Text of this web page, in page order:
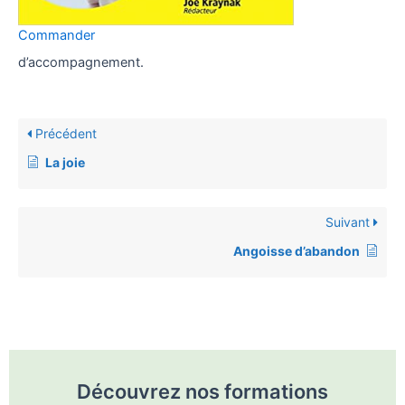
Commander
d’accompagnement.
Précédent
La joie
Suivant
Angoisse d’abandon
Découvrez nos formations